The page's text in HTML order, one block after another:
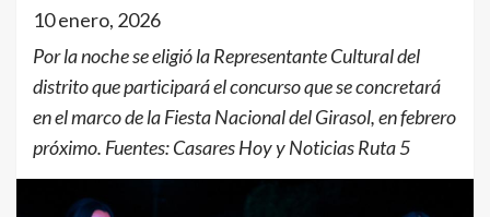
10 enero, 2026
Por la noche se eligió la Representante Cultural del
distrito que participará el concurso que se concretará
en el marco de la Fiesta Nacional del Girasol, en febrero
próximo. Fuentes: Casares Hoy y Noticias Ruta 5